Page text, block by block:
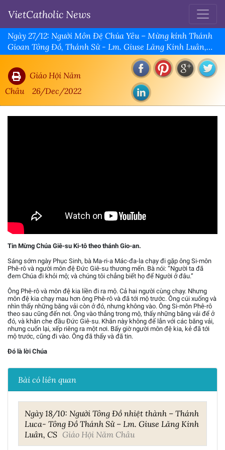
VietCatholic News
Ngày 27/12: Người Môn Đệ Chúa Yêu – Mừng kính Thánh
Gioan Tông Đồ, Thánh Sử - Lm. Giuse Lăng Kinh Luân,
CS
Giáo Hội Năm
Châu
26/Dec/2022
Tin Mừng Chúa Giê-su Ki-tô theo thánh Gio-an.
Sáng sớm ngày Phục Sinh, bà Ma-ri-a Mác-đa-la chạy đi gặp ông Si-môn
Phê-rô và người môn đệ Đức Giê-su thương mến. Bà nói: “Người ta đã
đem Chúa đi khỏi mộ; và chúng tôi chẳng biết họ để Người ở đâu.”
Ông Phê-rô và môn đệ kia liền đi ra mộ. Cả hai người cùng chạy. Nhưng
môn đệ kia chạy mau hơn ông Phê-rô và đã tới mộ trước. Ông cúi xuống và
nhìn thấy những băng vải còn ở đó, nhưng không vào. Ông Si-môn Phê-rô
theo sau cũng đến nơi. Ông vào thẳng trong mộ, thấy những băng vải để ở
đó, và khăn che đầu Đức Giê-su. Khăn này không để lẫn với các băng vải,
nhưng cuốn lại, xếp riêng ra một nơi. Bấy giờ người môn đệ kia, kẻ đã tới
mộ trước, cũng đi vào. Ông đã thấy và đã tin.
Đó là lời Chúa
Bài có liên quan
Ngày 18/10: Người Tông Đồ nhiệt thành – Thánh
Luca- Tông Đồ Thánh Sử – Lm. Giuse Lăng Kinh
Luân, CS Giáo Hội Năm Châu